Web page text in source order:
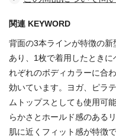
関連 KEYWORD
背面の3本ラインが特徴の
あり、1枚で着用したとき
れぞれのボディカラーに合
効いています。ヨガ、ピラ
ムトップスとしても使用可
らかさとホールド感のある
肌に近くフィット感が特徴で